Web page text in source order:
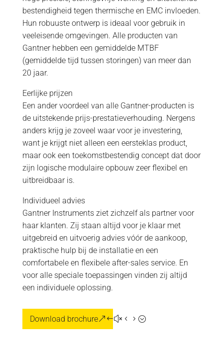
bestendigheid tegen thermische en EMC invloeden.
Hun robuuste ontwerp is ideaal voor gebruik in
veeleisende omgevingen. Alle producten van
Gantner hebben een gemiddelde MTBF
(gemiddelde tijd tussen storingen) van meer dan
20 jaar.
Eerlijke prijzen
Een ander voordeel van alle Gantner-producten is
de uitstekende prijs-prestatieverhouding. Nergens
anders krijg je zoveel waar voor je investering,
want je krijgt niet alleen een eersteklas product,
maar ook een toekomstbestendig concept dat door
zijn logische modulaire opbouw zeer flexibel en
uitbreidbaar is.
Individueel advies
Gantner Instruments ziet zichzelf als partner voor
haar klanten. Zij staan altijd voor je klaar met
uitgebreid en uitvoerig advies vóór de aankoop,
praktische hulp bij de installatie en een
comfortabele en flexibele after-sales service. En
voor alle speciale toepassingen vinden zij altijd
een individuele oplossing.
Download brochure